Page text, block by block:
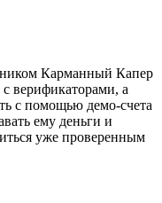
ником Карманный Капер
верификаторами, а
с помощью демо-счета
ему деньги и
уже проверенным